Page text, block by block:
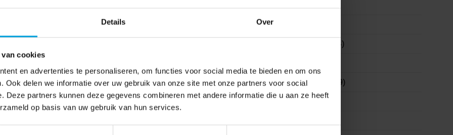
Details Over
cookies
en advertenties te personaliseren, om functies voor social media te bieden en om ons
Ook delen we informatie over uw gebruik van onze site met onze partners voor social
Deze partners kunnen deze gegevens combineren met andere informatie die u aan ze heeft
op basis van uw gebruik van hun services.
herstellen. Heeft u bijvoorbeeld met een werknemer
u deze per abuis toch op de loonstrook van de werknemer belast?
(4)
Wetgeving (99)